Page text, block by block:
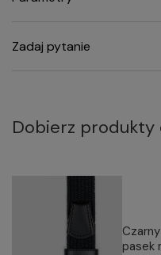
Zadaj pytanie
Dobierz produkty
pasek